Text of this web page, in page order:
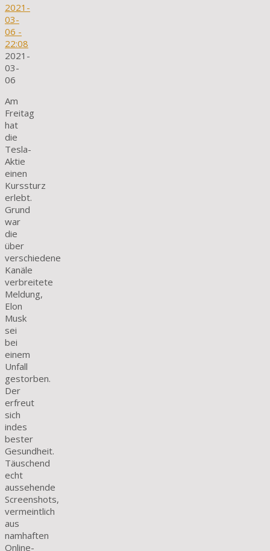
2021-
03-
06 -
22:08
2021-
03-
06
Am
Freitag
hat
die
Tesla-
Aktie
einen
Kurssturz
erlebt.
Grund
war
die
über
verschiedene
Kanäle
verbreitete
Meldung,
Elon
Musk
sei
bei
einem
Unfall
gestorben.
Der
erfreut
sich
indes
bester
Gesundheit.
Täuschend
echt
aussehende
Screenshots,
vermeintlich
aus
namhaften
Online-